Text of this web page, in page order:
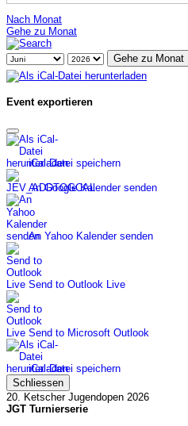
Nach Monat
Gehe zu Monat
Gehe zu Monat
Event exportieren
iCal-Datei speichern
An Google Kalender senden
An Yahoo Kalender senden
Send to Outlook Live
Send to Microsoft Outlook
iCal-Datei speichern
Schliessen
20. Ketscher Jugendopen 2026
JGT Turnierserie